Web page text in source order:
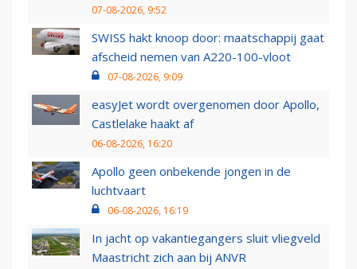
07-08-2026, 9:52
SWISS hakt knoop door: maatschappij gaat
afscheid nemen van A220-100-vloot
07-08-2026, 9:09
easyJet wordt overgenomen door Apollo,
Castlelake haakt af
06-08-2026, 16:20
Apollo geen onbekende jongen in de
luchtvaart
06-08-2026, 16:19
In jacht op vakantiegangers sluit vliegveld
Maastricht zich aan bij ANVR